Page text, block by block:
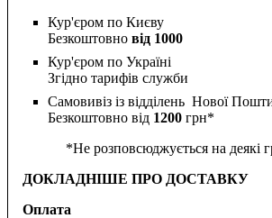
Кур'єром по Києву
Безкоштовно від 1000
Кур'єром по Україні
Згідно тарифів служби
Самовивіз із відділень Нової
Безкоштовно від 1200 грн*
*Не розповсюджується на деякі
ДОКЛАДНІШЕ ПРО ДОСТАВКУ
Оплата